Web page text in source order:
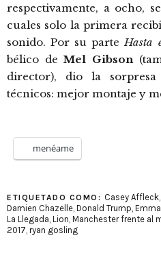
respectivamente, a ocho,
cuales solo la primera
sonido. Por su parte Hasta
bélico deMel Gibson
director), dio la
técnicos: mejor montaje y
menéame
ETIQUETADO COMO: Casey Affleck,
Damien Chazelle Donald Trump
La Llegada Lion Manchester frente al
2017 ryan gosling